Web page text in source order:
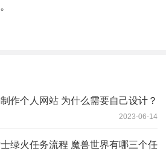
作个人网站 为什么需要自己设计？
2023-06-14
绿火任务流程 魔兽世界有哪三个任